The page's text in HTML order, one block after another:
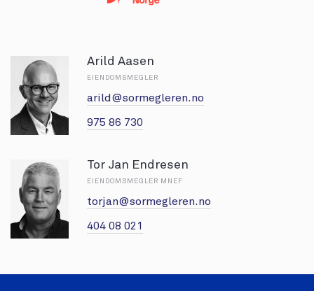
Arild Aasen
EIENDOMSMEGLER
arild@sormegleren.no
975 86 730
Tor Jan Endresen
EIENDOMSMEGLER MNEF
torjan@sormegleren.no
404 08 021